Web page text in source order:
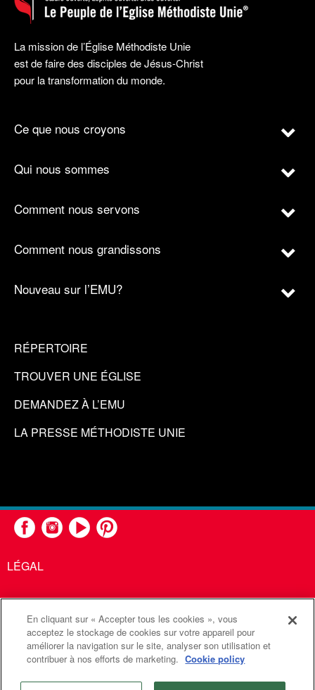
La mission de l’Église Méthodiste Unie
est de faire des disciples de Jésus-Christ
pour la transformation du monde.
Ce que nous croyons
Qui nous sommes
Comment nous servons
Comment nous grandissons
Nouveau sur l’EMU?
RÉPERTOIRE
TROUVER UNE ÉGLISE
DEMANDEZ À L’EMU
LA PRESSE MÉTHODISTE UNIE
LÉGAL
United Methodist Communications est une agence de l'Église
Méthodiste Unie
Communications Méthodistes Unies. Tous droits
réservés
En cliquant sur « Accepter tous les cookies », vous
acceptez le stockage de cookies sur votre appareil pour
améliorer la navigation sur le site, analyser son utilisation et
contribuer à nos efforts de marketing. Cookie policy